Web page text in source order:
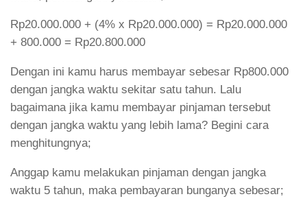
Rp20.000.000 + (4% x Rp20.000.000) = Rp20.000.000
+ 800.000 = Rp20.800.000
Dengan ini kamu harus membayar sebesar Rp800.000
dengan jangka waktu sekitar satu tahun. Lalu
bagaimana jika kamu membayar pinjaman tersebut
dengan jangka waktu yang lebih lama? Begini cara
menghitungnya;
Anggap kamu melakukan pinjaman dengan jangka
waktu 5 tahun, maka pembayaran bunganya sebesar;